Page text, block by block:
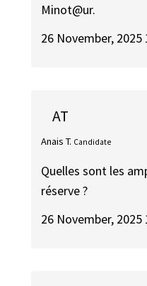
Minot@ur.
26 November, 2025
AT
Anais T. Candidate
Quelles sont les
réserve ?
26 November, 2025